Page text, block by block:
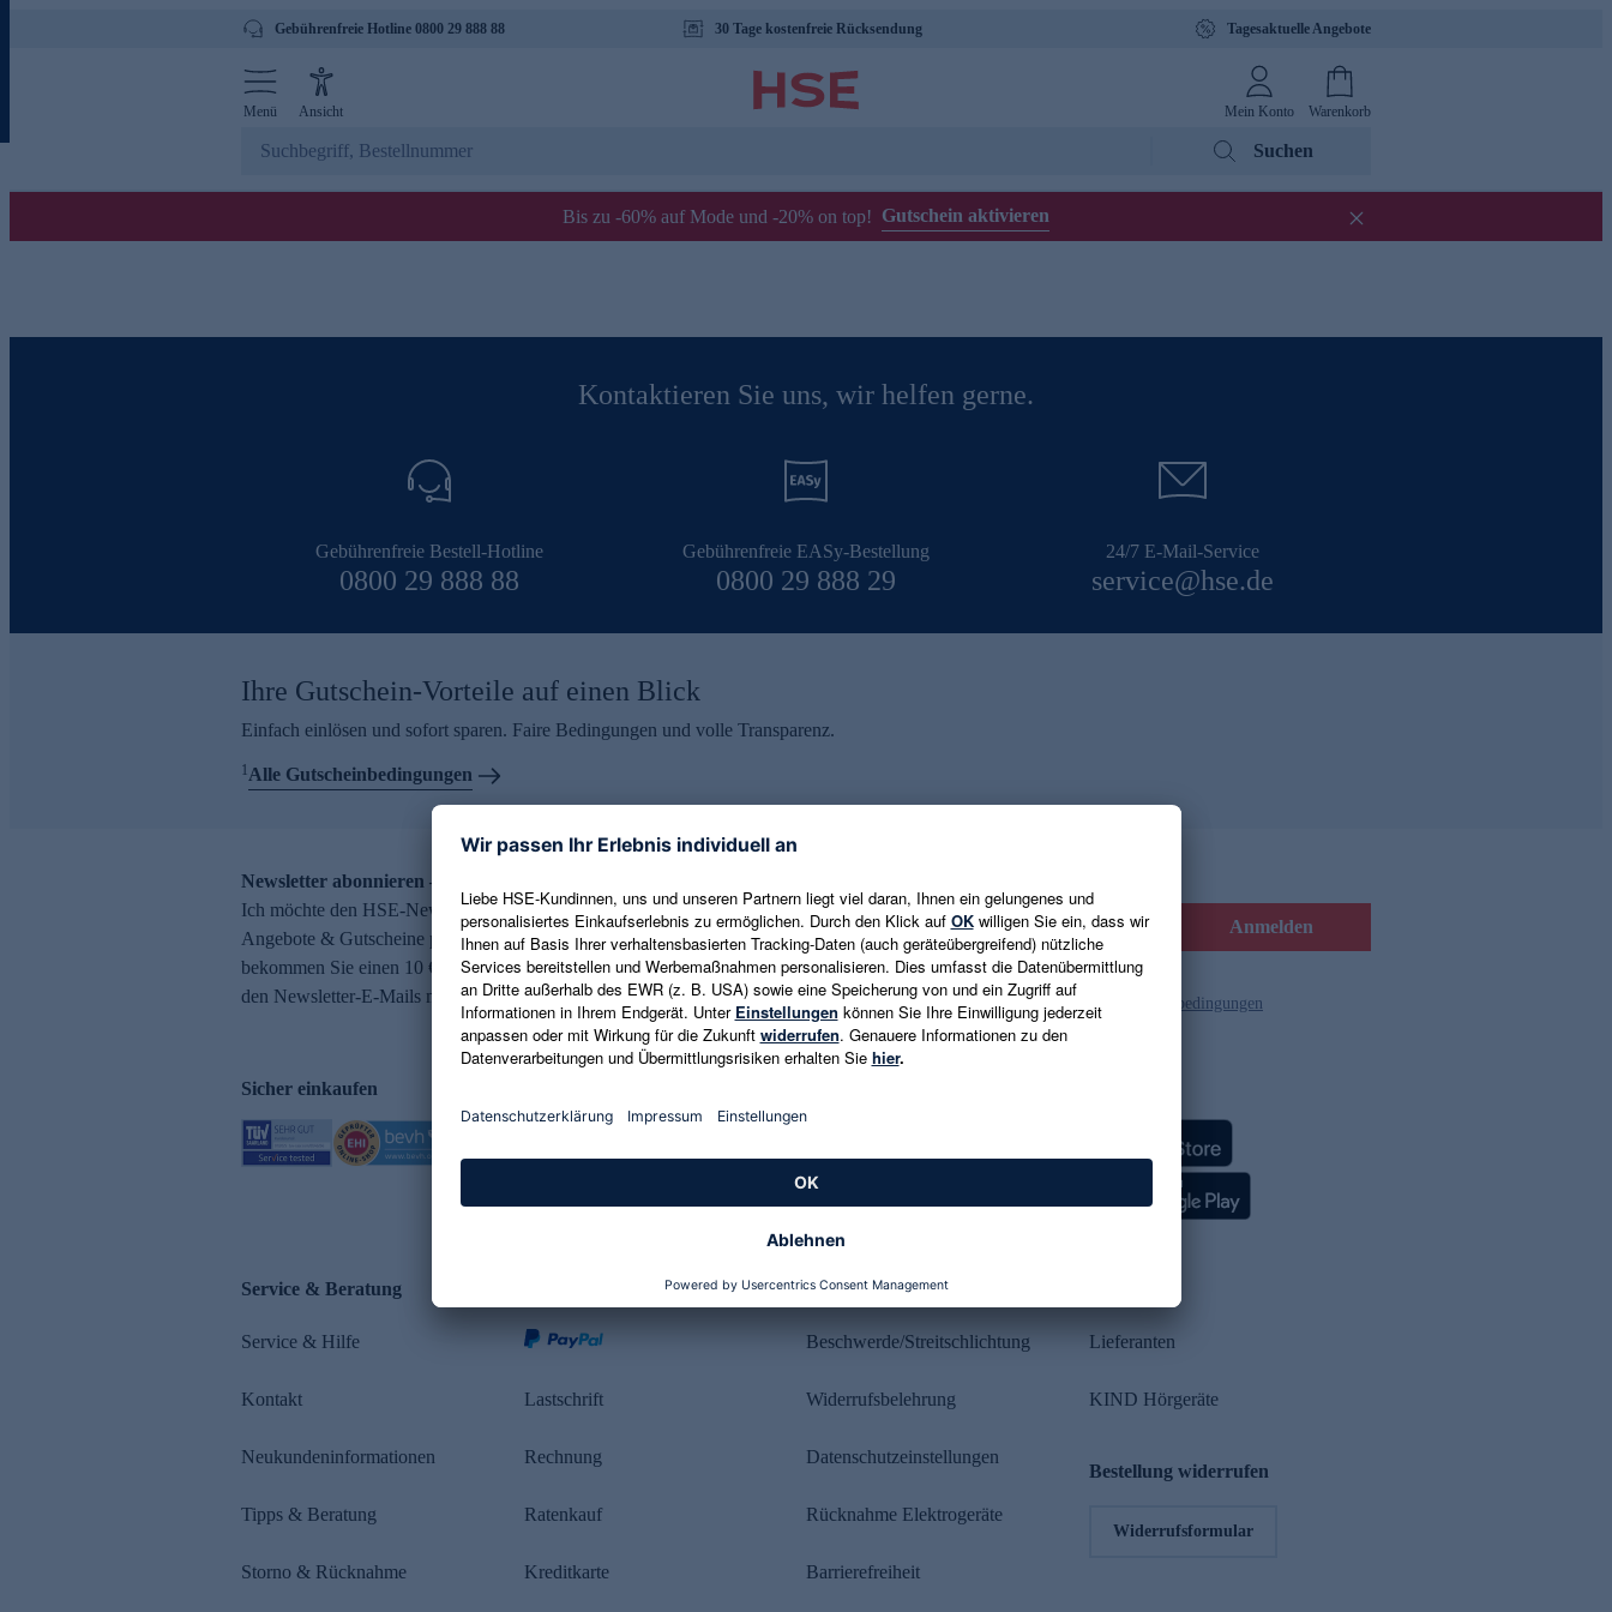
Gebührenfreie Hotline 0800 29 888 88 30 Tage kostenfreie Rücksendung Tagesaktuelle Angebote
Menü Ansicht Mein Konto Warenkorb
Suchen
Bis zu -60% auf Mode und -20% on top! Gutschein aktivieren
Kontaktieren Sie uns, wir helfen gerne.
Gebührenfreie Bestell-Hotline
0800 29 888 88
Gebührenfreie EASy-Bestellung
0800 29 888 29
24/7 E-Mail-Service
service@hse.de
Ihre Gutschein-Vorteile auf einen Blick
Einfach einlösen und sofort sparen. Faire Bedingungen und volle Transparenz.
1Alle Gutscheinbedingungen
Newsletter abonnieren – 10 € Gutschein erhalten
Ich möchte den HSE-Newsletter abonnieren und aktuelle Trends,
Angebote & Gutscheine per E-Mail erhalten. Als Dankeschön
bekommen Sie einen 10 € Gutschein. Eine Abmeldung ist jederzeit in
den Newsletter-E-Mails möglich.
E-Mail-Adresse eingeben Anmelden
Es gelten die Datenschutzrichtlinien und die Gutscheinbedingungen
Sicher einkaufen
Service & Beratung
Service & Hilfe
Kontakt
Neukundeninformationen
Tipps & Beratung
Storno & Rücknahme
Lastschrift
Rechnung
Ratenkauf
Kreditkarte
Rechtliches
Beschwerde/Streitschlichtung
Widerrufsbelehrung
Datenschutzeinstellungen
Rücknahme Elektrogeräte
Barrierefreiheit
Lieferanten
KIND Hörgeräte
Bestellung widerrufen
Widerrufsformular